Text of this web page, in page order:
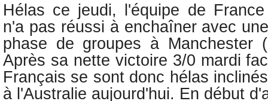
Hélas ce jeudi, l'équipe de
n'a pas réussi à enchaîner avec
phase de groupes à Manchester
Après sa nette victoire 3/0 mardi
Français se sont donc hélas
à l'Australie aujourd'hui. En début